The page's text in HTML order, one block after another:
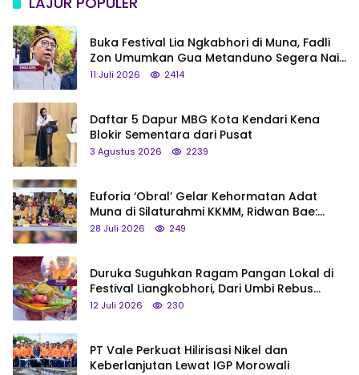
Buka Festival Lia Ngkabhori di Muna, Fadli
Zon Umumkan Gua Metanduno Segera Naik
Status Jadi Cagar Budaya Nasional
11 Juli 2026 2414
Daftar 5 Dapur MBG Kota Kendari Kena
Blokir Sementara dari Pusat
3 Agustus 2026 2239
Euforia ‘Obral’ Gelar Kehormatan Adat
Muna di Silaturahmi KKMM, Ridwan Bae:
Saya Bukan Tipe Begitu, Belum Pantas!
28 Juli 2026 249
Duruka Suguhkan Ragam Pangan Lokal di
Festival Liangkobhori, Dari Umbi Rebus
hingga Tumpeng Beras Muna
12 Juli 2026 230
PT Vale Perkuat Hilirisasi Nikel dan
Keberlanjutan Lewat IGP Morowali